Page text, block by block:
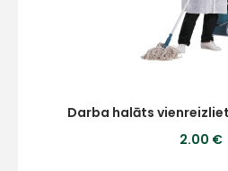
Darba halāts
2.00 €